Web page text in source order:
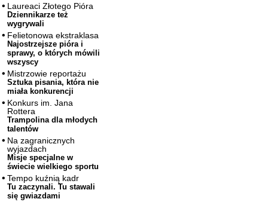
Laureaci Złotego Pióra
Dziennikarze też
wygrywali
Felietonowa ekstraklasa
Najostrzejsze pióra i
sprawy, o których mówili
wszyscy
Mistrzowie reportażu
Sztuka pisania, która nie
miała konkurencji
Konkurs im. Jana
Rottera
Trampolina dla młodych
talentów
Na zagranicznych
wyjazdach
Misje specjalne w
świecie wielkiego sportu
Tempo kuźnią kadr
Tu zaczynali. Tu stawali
się gwiazdami